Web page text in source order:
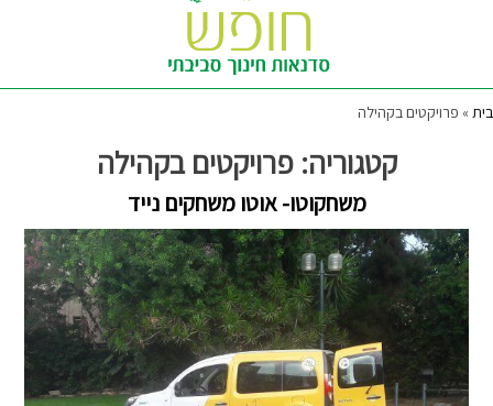
בית» פרויקטים בקהילה
קטגוריה:פרויקטים בקהילה
משחקוטו- אוטו משחקים נייד